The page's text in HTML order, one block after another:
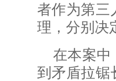
者作为第三
理，分别决
在本案中
到矛盾拉锯